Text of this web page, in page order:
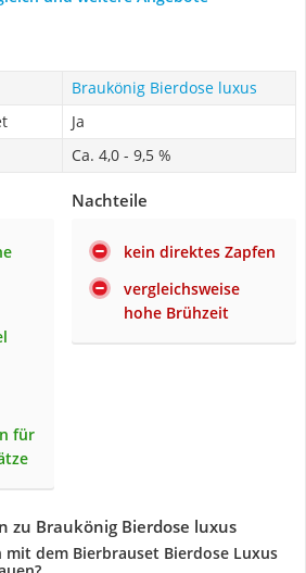
Braukönig Bierdose luxus
Ja
Ca. 4,0 - 9,5 %
für
Nachteile
kein direktes Zapfen
vergleichsweise
hohe Brühzeit
zu Braukönig Bierdose luxus
mit dem Bierbrauset Bierdose Luxus